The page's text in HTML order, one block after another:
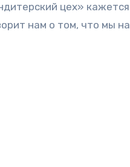
цех» кажется
нам о том, что мы на